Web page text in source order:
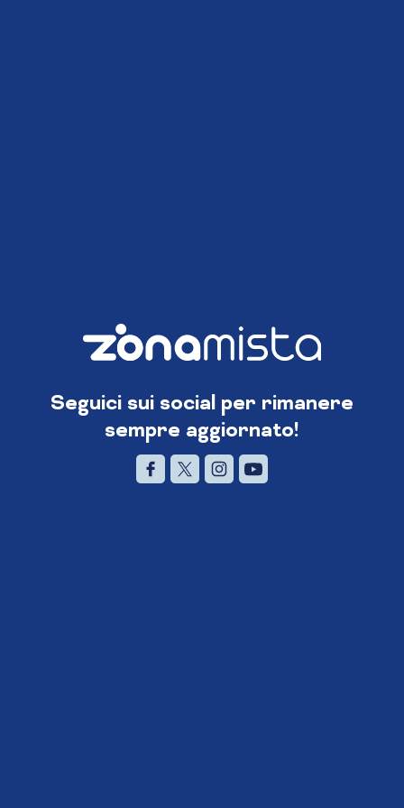
Seguici sui social per rimanere
sempre aggiornato!